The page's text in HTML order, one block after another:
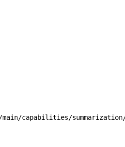
capabilities/summarization/